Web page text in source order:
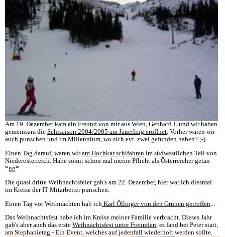
Am 19. Dezember kam ein Freund von mir aus Wien, Gebhard L und wir haben
gemeinsam die Schisaison 2004/2005 am Jauerling eröffnet. Vorher waren wir
auch punschen und im Millennium, wo sich evt. zwei gefunden haben? ;-)
Einen Tag darauf, waren wiram Hochkar schifahren im südwestlichen Teil von
Niederösterreich. Habe somit schon mal meine Pflicht als Österreicher getan
*gg*
Die quasi dritte Weihnachtsfeier gab's am 22. Dezember, hier war ich diesmal
im Kreise der IT Mitarbeiter punschen.
Einen Tag vor Weihnachten hab ich Karl Öllinger von den Grünen getroffen
Das Weihnachtsfest habe ich im Kreise meiner Familie verbracht. Dieses Jahr
gab's aber auch das erste Weihnachtsfest unter Freunden, es fand bei Peter statt,
am Stephanietag - Ein Event, welches auf jedenfall wiederholt werden sollte.